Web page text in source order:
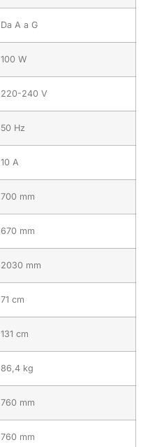
Da A a G
100 W
220-240 V
50 Hz
10 A
700 mm
670 mm
2030 mm
71 cm
131 cm
86,4 kg
760 mm
760 mm